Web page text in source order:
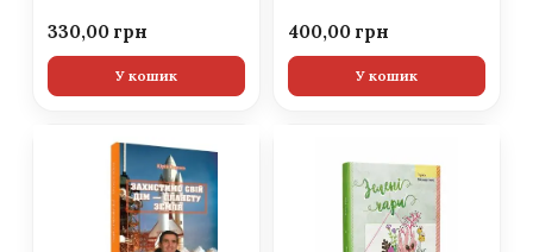
330,00
У кошик
400,00
У кошик